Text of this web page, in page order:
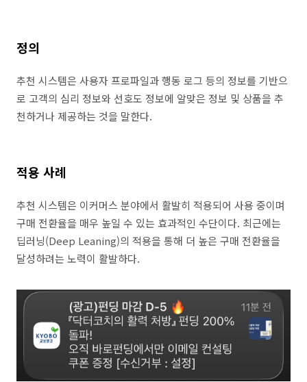
정의
추천 시스템은 사용자 프로파일과 행동 로그 등의 정보를 기반으
로 고객의 심리 정보와 선호도 정보에 알맞은 정보 및 상품을 추
천하거나 제공하는 것을 말한다.
적용 사례
추천 시스템은 이커머스 분야에서 활발히 적용되어 사용 중이며
구매 전환율을 매우 높일 수 있는 효과적인 수단이다. 최근에는
딥러닝(Deep Leaning)의 적용을 통해 더 높은 구매 전환율을
달성하려는 노력이 활발하다.